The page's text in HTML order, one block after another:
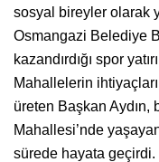
sosyal bireyler olarak
Osmangazi Belediye
kazandırdığı spor
Mahallelerin
üreten Başkan Aydın,
Mahallesi’nde
sürede hayata geçirdi.